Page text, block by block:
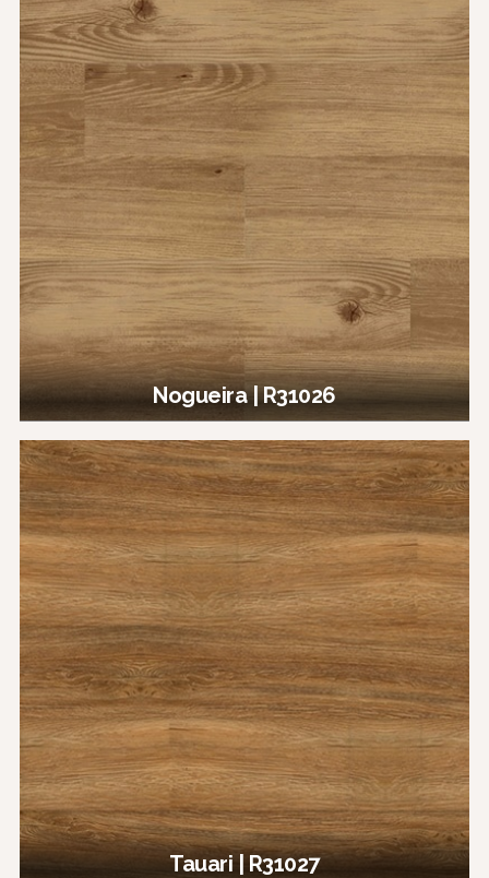
Nogueira | R31026
Tauari | R31027